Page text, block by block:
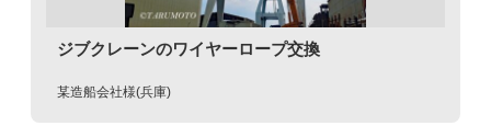
ジブクレーンのワイヤーロープ交換
某造船会社様(兵庫)